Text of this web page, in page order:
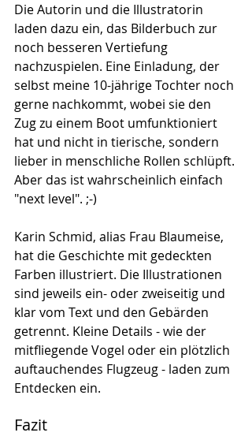
Die Autorin und die Illustratorin
laden dazu ein, das Bilderbuch zur
noch besseren Vertiefung
nachzuspielen. Eine Einladung, der
selbst meine 10-jährige Tochter noch
gerne nachkommt, wobei sie den
Zug zu einem Boot umfunktioniert
hat und nicht in tierische, sondern
lieber in menschliche Rollen schlüpft.
Aber das ist wahrscheinlich einfach
"next level". ;-)
Karin Schmid, alias Frau Blaumeise,
hat die Geschichte mit gedeckten
Farben illustriert. Die Illustrationen
sind jeweils ein- oder zweiseitig und
klar vom Text und den Gebärden
getrennt. Kleine Details - wie der
mitfliegende Vogel oder ein plötzlich
auftauchendes Flugzeug - laden zum
Entdecken ein.
Fazit